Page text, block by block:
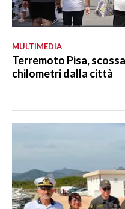
MULTIMEDIA
Terremoto Pisa,
chilometri dalla città